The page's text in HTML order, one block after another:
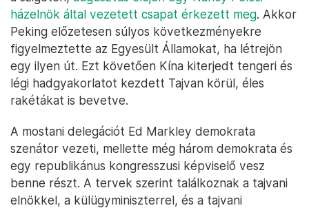
házelnök által vezetett csapat érkezett meg. Akkor
Peking előzetesen súlyos következményekre
figyelmeztette az Egyesült Államokat, ha létrejön
egy ilyen út. Ezt követően Kína kiterjedt tengeri és
légi hadgyakorlatot kezdett Tajvan körül, éles
rakétákat is bevetve.
A mostani delegációt Ed Markley demokrata
szenátor vezeti, mellette még három demokrata és
egy republikánus kongresszusi képviselő vesz
benne részt. A tervek szerint találkoznak a tajvani
elnökkel, a külügyminiszterrel, és a tajvani